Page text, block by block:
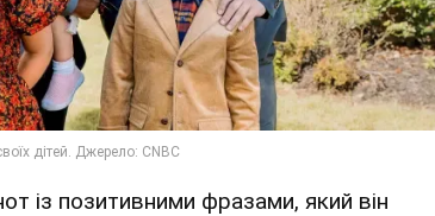
із позитивними фразами, який він